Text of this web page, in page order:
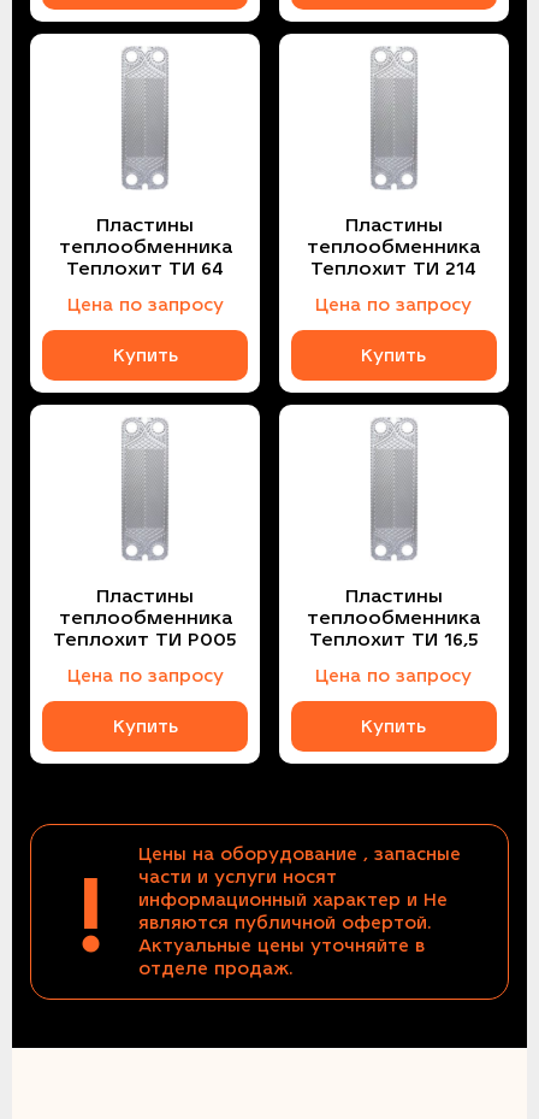
Пластины
теплообменника
Теплохит ТИ 64
Цена по запросу
Купить
Пластины
теплообменника
Теплохит ТИ 214
Цена по запросу
Купить
Пластины
теплообменника
Теплохит ТИ P005
Цена по запросу
Купить
Пластины
теплообменника
Теплохит ТИ 16,5
Цена по запросу
Купить
!
Цены на оборудование , запасные
части и услуги носят
информационный характер и Не
являются публичной офертой.
Актуальные цены уточняйте в
отделе продаж.